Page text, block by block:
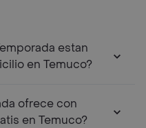
estan
en Temuco?
ofrece con
en Temuco?